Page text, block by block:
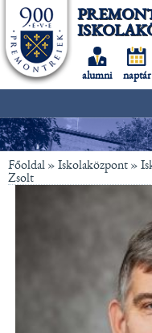
alumni naptár
Főoldal » Iskolaközpont »
Zsolt